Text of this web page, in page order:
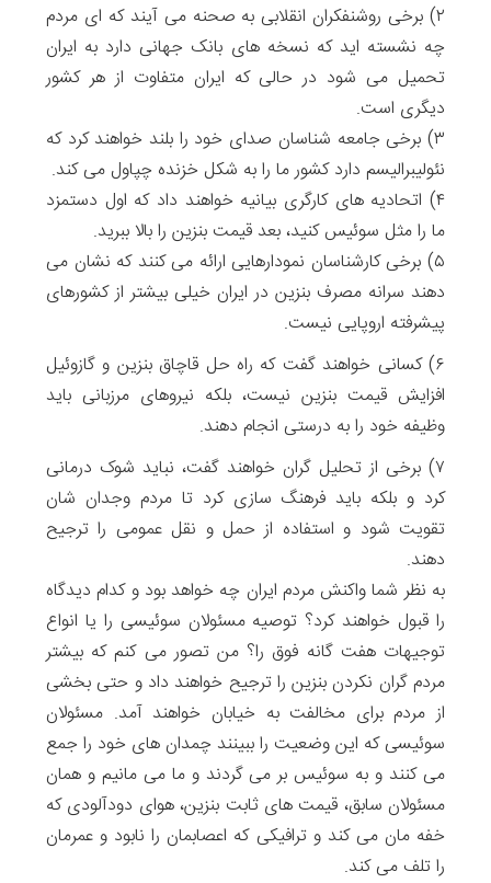
۲) برخی روشنفکران انقلابی به صحنه می آیند که ای مردم
چه نشسته اید که نسخه های بانک جهانی دارد به ایران
تحمیل می شود در حالی که ایران متفاوت از هر کشور
دیگری است.
۳) برخی جامعه شناسان صدای خود را بلند خواهند کرد که
نئولیبرالیسم دارد کشور ما را به شکل خزنده چپاول می کند.
۴) اتحادیه های کارگری بیانیه خواهند داد که اول دستمزد
ما را مثل سوئیس کنید، بعد قیمت بنزین را بالا ببرید.
۵) برخی کارشناسان نمودارهایی ارائه می کنند که نشان می
دهند سرانه مصرف بنزین در ایران خیلی بیشتر از کشورهای
پیشرفته اروپایی نیست.
۶) کسانی خواهند گفت که راه حل قاچاق بنزین و گازوئیل
افزایش قیمت بنزین نیست، بلکه نیروهای مرزبانی باید
وظیفه خود را به درستی انجام دهند.
۷) برخی از تحلیل گران خواهند گفت، نباید شوک درمانی
کرد و بلکه باید فرهنگ سازی کرد تا مردم وجدان شان
تقویت شود و استفاده از حمل و نقل عمومی را ترجیح
دهند.
به نظر شما واکنش مردم ایران چه خواهد بود و کدام دیدگاه
را قبول خواهند کرد؟ توصیه مسئولان سوئیسی را یا انواع
توجیهات هفت گانه فوق را؟ من تصور می کنم که بیشتر
مردم گران نکردن بنزین را ترجیح خواهند داد و حتی بخشی
از مردم برای مخالفت به خیابان خواهند آمد. مسئولان
سوئیسی که این وضعیت را ببینند چمدان های خود را جمع
می کنند و به سوئیس بر می گردند و ما می مانیم و همان
مسئولان سابق، قیمت های ثابت بنزین، هوای دودآلودی که
خفه مان می کند و ترافیکی که اعصابمان را نابود و عمرمان
را تلف می کند.